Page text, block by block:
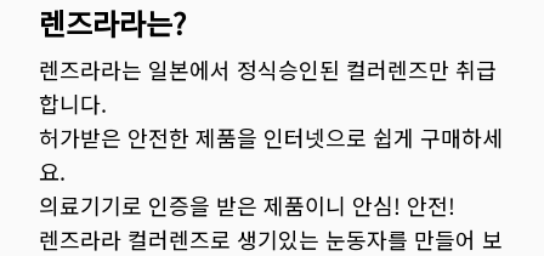
렌즈라라는?
렌즈라라는 일본에서 정식승인된 컬러렌즈만 취급
합니다.
허가받은 안전한 제품을 인터넷으로 쉽게 구매하세
요.
의료기기로 인증을 받은 제품이니 안심! 안전!
렌즈라라 컬러렌즈로 생기있는 눈동자를 만들어 보